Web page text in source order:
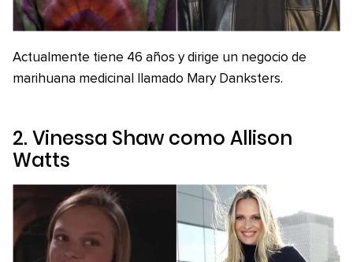
Actualmente tiene 46 años y dirige un negocio de
marihuana medicinal llamado Mary Danksters.
2. Vinessa Shaw como Allison
Watts